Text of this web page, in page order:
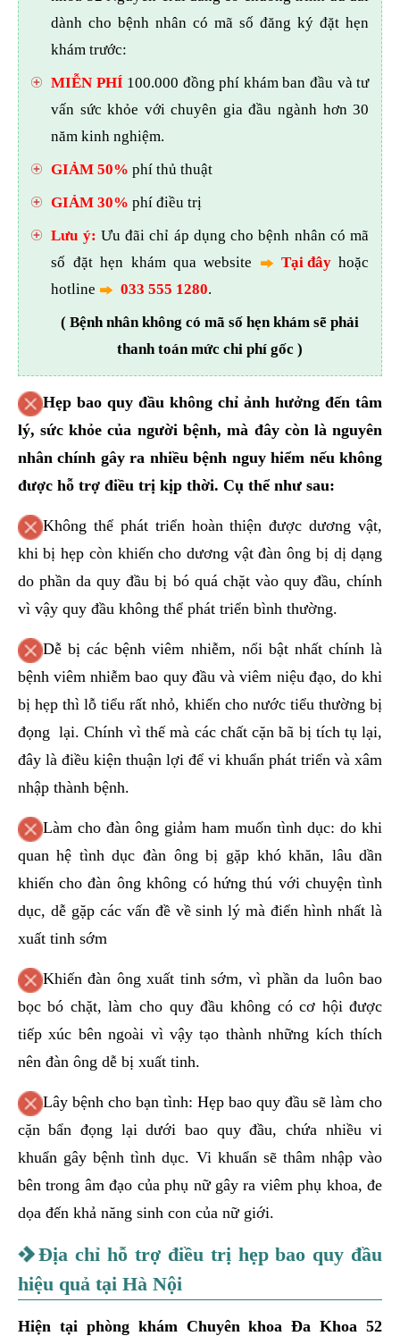
dành cho bệnh nhân có mã số đăng ký đặt hẹn
khám trước:
MIỄN PHÍ 100.000 đồng phí khám ban đầu và tư
vấn sức khỏe với chuyên gia đầu ngành hơn 30
năm kinh nghiệm.
GIẢM 50% phí thủ thuật
GIẢM 30% phí điều trị
Lưu ý: Ưu đãi chỉ áp dụng cho bệnh nhân có mã
số đặt hẹn khám qua website
Tại đâyhoặc
hotline
033 555 1280.
( Bệnh nhân không có mã số hẹn khám sẽ phải
thanh toán mức chi phí gốc )
Hẹp bao quy đầu không chỉ ảnh hưởng đến tâm
lý, sức khỏe của người bệnh, mà đây còn là nguyên
nhân chính gây ra nhiều bệnh nguy hiểm nếu không
được hỗ trợ điều trị kịp thời. Cụ thể như sau:
Không thể phát triển hoàn thiện được dương vật,
khi bị hẹp còn khiến cho dương vật đàn ông bị dị dạng
do phần da quy đầu bị bó quá chặt vào quy đầu, chính
vì vậy quy đầu không thể phát triển bình thường.
Dễ bị các bệnh viêm nhiễm, nổi bật nhất chính là
bệnh viêm nhiễm bao quy đầu và viêm niệu đạo, do khi
bị hẹp thì lỗ tiểu rất nhỏ, khiến cho nước tiểu thường bị
đọng lại. Chính vì thế mà các chất cặn bã bị tích tụ lại,
đây là điều kiện thuận lợi để vi khuẩn phát triển và xâm
nhập thành bệnh.
Làm cho đàn ông giảm ham muốn tình dục: do khi
quan hệ tình dục đàn ông bị gặp khó khăn, lâu dần
khiến cho đàn ông không có hứng thú với chuyện tình
dục, dễ gặp các vấn đề về sinh lý mà điển hình nhất là
xuất tinh sớm
Khiến đàn ông xuất tinh sớm, vì phần da luôn bao
bọc bó chặt, làm cho quy đầu không có cơ hội được
tiếp xúc bên ngoài vì vậy tạo thành những kích thích
nên đàn ông dễ bị xuất tinh.
Lây bệnh cho bạn tình: Hẹp bao quy đầu sẽ làm cho
cặn bẩn đọng lại dưới bao quy đầu, chứa nhiều vi
khuẩn gây bệnh tình dục. Vi khuẩn sẽ thâm nhập vào
bên trong âm đạo của phụ nữ gây ra viêm phụ khoa, đe
dọa đến khả năng sinh con của nữ giới.
Địa chỉ hỗ trợ điều trị hẹp bao quy đầu
hiệu quả tại Hà Nội
Hiện tại phòng khám Chuyên khoa Đa Khoa 52